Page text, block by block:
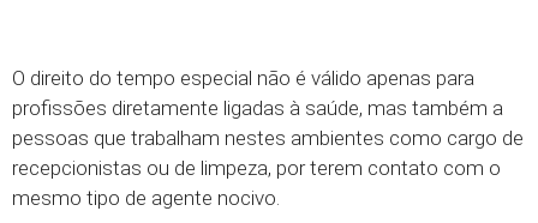
O direito do tempo especial não é válido apenas para
profissões diretamente ligadas à saúde, mas também a
pessoas que trabalham nestes ambientes como cargo de
recepcionistas ou de limpeza, por terem contato com o
mesmo tipo de agente nocivo.